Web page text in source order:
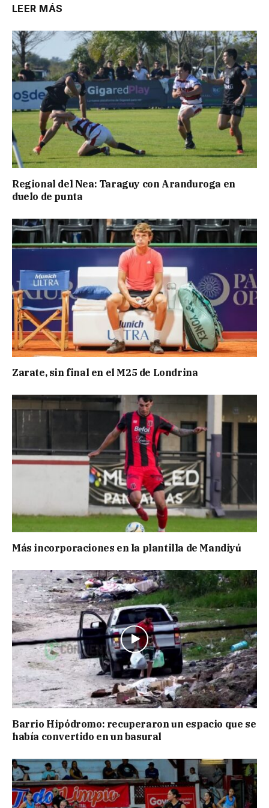
LEER MÁS
Regional del Nea: Taraguy con Aranduroga en
duelo de punta
Zarate, sin final en el M25 de Londrina
Más incorporaciones en la plantilla de Mandiyú
Barrio Hipódromo: recuperaron un espacio que se
había convertido en un basural